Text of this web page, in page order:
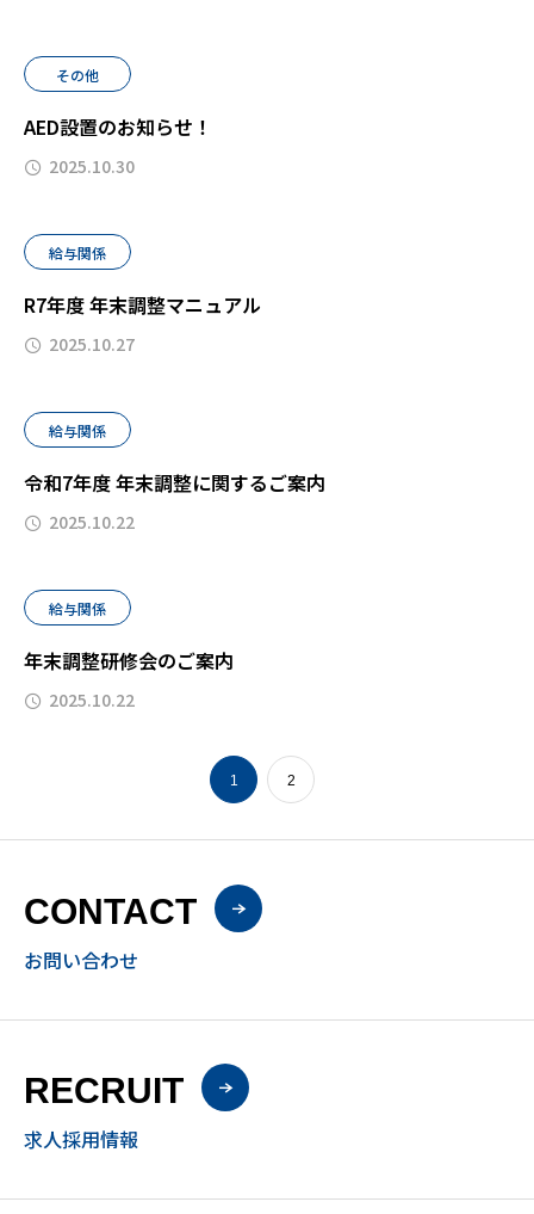
その他
AED設置のお知らせ！
2025.10.30
給与関係
R7年度 年末調整マニュアル
2025.10.27
給与関係
令和7年度 年末調整に関するご案内
2025.10.22
給与関係
年末調整研修会のご案内
2025.10.22
1 2
CONTACT
お問い合わせ
RECRUIT
求人採用情報